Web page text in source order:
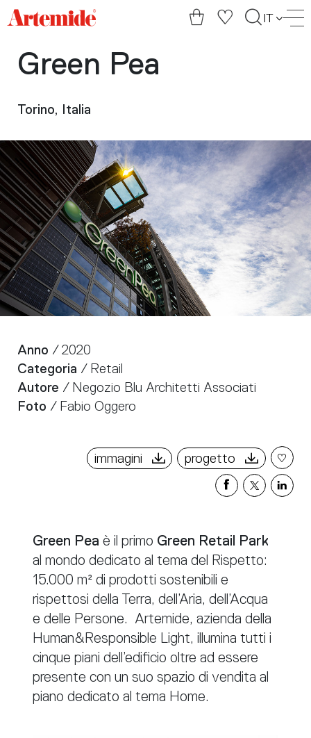
Artemide
page
IT
Green Pea
Torino, Italia
Anno / 2020
Categoria / Retail
Autore / Negozio Blu Architetti Associati
Foto / Fabio Oggero
immagini progetto
Condividi
Facebook
X
Green Pea è il primo Green Retail Park
al mondo dedicato al tema del Rispetto:
15.000 m² di prodotti sostenibili e
rispettosi della Terra, dell’Aria, dell’Acqua
e delle Persone. Artemide, azienda della
Human&Responsible Light, illumina tutti i
cinque piani dell’edificio oltre ad essere
presente con un suo spazio di vendita al
piano dedicato al tema Home.